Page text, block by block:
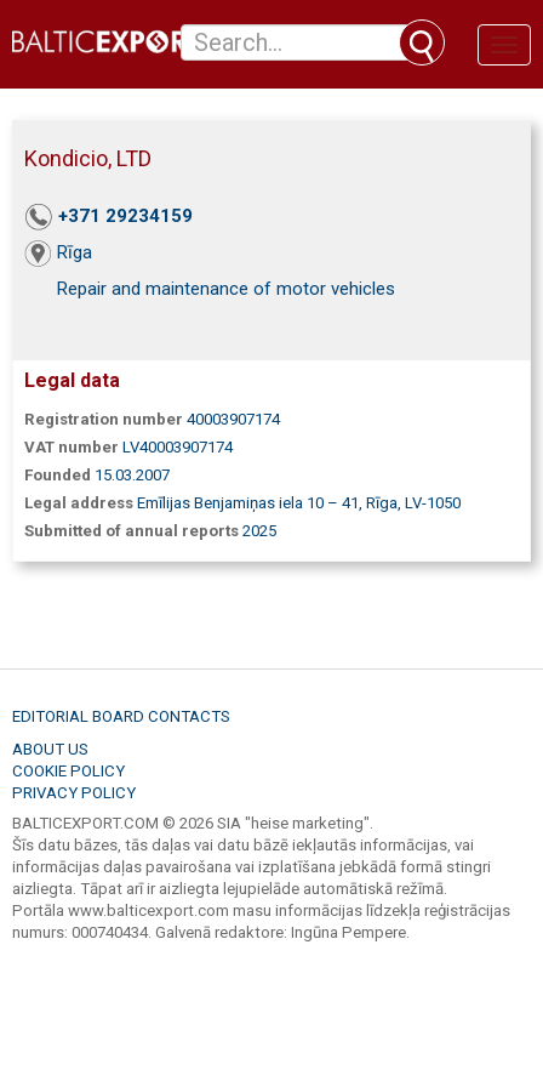
Kondicio, LTD
+371 29234159
Rīga
Repair and maintenance of motor vehicles
Legal data
Registration number 40003907174
VAT number LV40003907174
Founded 15.03.2007
Legal address Emīlijas Benjamiņas iela 10 – 41, Rīga, LV-1050
Submitted of annual reports 2025
EDITORIAL BOARD CONTACTS
ABOUT US
COOKIE POLICY
PRIVACY POLICY
BALTICEXPORT.COM © 2026 SIA "heise marketing".
Šīs datu bāzes, tās daļas vai datu bāzē iekļautās informācijas, vai
informācijas daļas pavairošana vai izplatīšana jebkādā formā stingri
aizliegta. Tāpat arī ir aizliegta lejupielāde automātiskā režīmā.
Portāla www.balticexport.com masu informācijas līdzekļa reģistrācijas
numurs: 000740434. Galvenā redaktore: Ingūna Pempere.